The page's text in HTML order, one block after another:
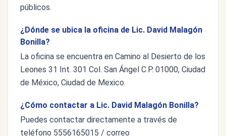
públicos.
¿Dónde se ubica la oficina de Lic. David Malagón
Bonilla?
La oficina se encuentra en Camino al Desierto de los
Leones 31 Int. 301 Col. San Ángel C.P. 01000, Ciudad
de México, Ciudad de Mexico.
¿Cómo contactar a Lic. David Malagón Bonilla?
Puedes contactar directamente a través de
teléfono 5556165015 / correo